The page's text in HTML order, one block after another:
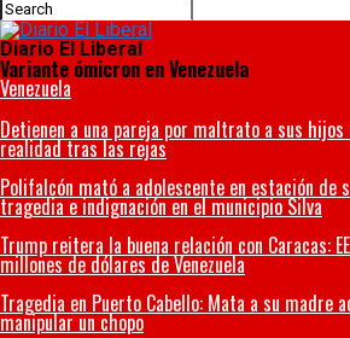
Diario El Liberal
Variante ómicron en Venezuela
Venezuela
Detienen a una pareja por maltrato a sus
realidad tras las rejas
Polifalcón mató a adolescente en estación de
tragedia e indignación en el municipio Silva
Trump reitera la buena relación con Caracas:
millones de dólares de Venezuela
Tragedia en Puerto Cabello: Mata a su madre
manipular un chopo